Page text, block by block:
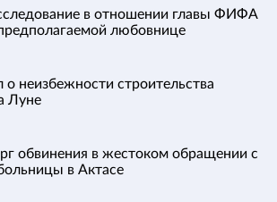
в отношении главы ФИФА
любовнице
неизбежности строительства
Луне
обвинения в жестоком обращении с
в Актасе